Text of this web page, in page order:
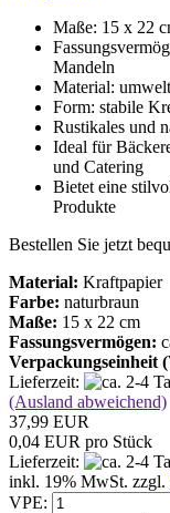
Maße: 15 x 22
Mandeln
Material:
Form: stabile
Rustikales und
Ideal für
und Catering
Bietet eine
Produkte
Bestellen Sie jetzt
Material: Kraftpapier
Farbe: naturbraun
Maße: 15 x 22 cm
Fassungsvermögen:
Verpackungseinheit
Lieferzeit:
(Ausland abweichend)
37,99 EUR
0,04 EUR pro Stück
Lieferzeit:
inkl. 19% MwSt. zzgl.
VPE: